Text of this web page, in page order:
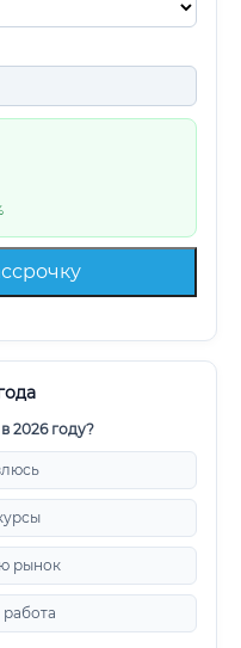
2026 году?
рынок
работа